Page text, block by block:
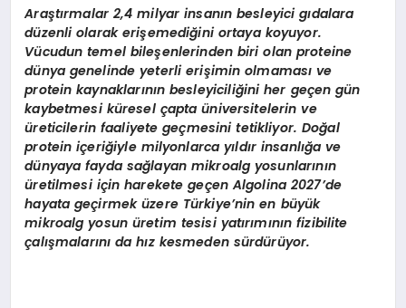
SPOR
YAŞAM
DIĞER
Araştırmalar 2,4 milyar insanın besleyici gıdalara
düzenli olarak erişemediğini ortaya koyuyor.
Vücudun temel bileşenlerinden biri olan proteine
dünya genelinde yeterli erişimin olmaması ve
protein kaynaklarının besleyiciliğini her geçen gün
kaybetmesi küresel çapta üniversitelerin ve
üreticilerin faaliyete geçmesini tetikliyor. Doğal
protein içeriğiyle milyonlarca yıldır insanlığa ve
dünyaya fayda sağlayan mikroalg yosunlarının
üretilmesi için harekete geçen Algolina 2027’de
hayata geçirmek üzere Türkiye’nin en büyük
mikroalg yosun üretim tesisi yatırımının fizibilite
çalışmalarını da hız kesmeden sürdürüyor.